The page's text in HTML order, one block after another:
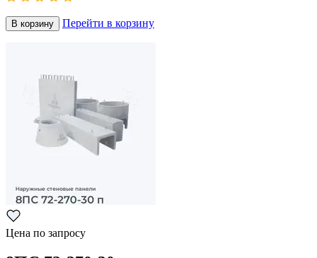
В корзину Перейти в корзину
Цена по запросу